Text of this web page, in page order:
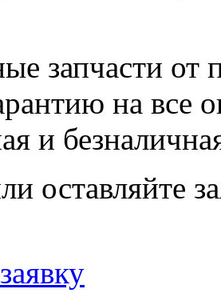
запчасти от
на все
и
оставляйте